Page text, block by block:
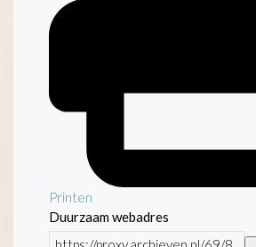
Printen
Duurzaam webadres